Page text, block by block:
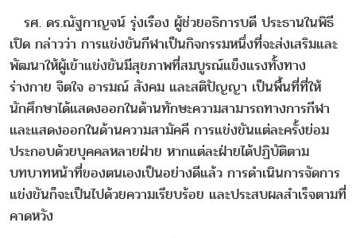
รศ. ดร.ณัฐกาญจน์ รุ่งเรือง ผู้ช่วยอธิการบดี ประธานในพิธี
เปิด กล่าวว่า การแข่งขันกีฬาเป็นกิจกรรมหนึ่งที่จะส่งเสริมและ
พัฒนาให้ผู้เข้าแข่งขันมีสุขภาพที่สมบูรณ์แข็งแรงทั้งทาง
ร่างกาย จิตใจ อารมณ์ สังคม และสติปัญญา เป็นพื้นที่ที่ให้
นักศึกษาได้แสดงออกในด้านทักษะความสามารถทางการกีฬา
และแสดงออกในด้านความสามัคคี การแข่งขันแต่ละครั้งย่อม
ประกอบด้วยบุคคลหลายฝ่าย หากแต่ละฝ่ายได้ปฏิบัติตาม
บทบาทหน้าที่ของตนเองเป็นอย่างดีแล้ว การดำเนินการจัดการ
แข่งขันก็จะเป็นไปด้วยความเรียบร้อย และประสบผลสำเร็จตามที่
คาดหวัง